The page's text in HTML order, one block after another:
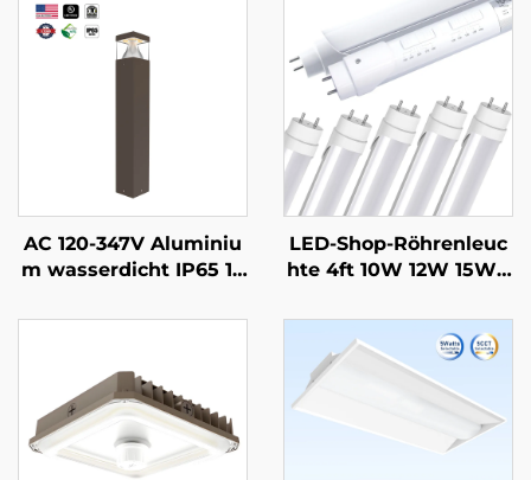
AC 120-347V Aluminiu
m wasserdicht IP65 14
ED-Rasenweg-, Garten
Außenbereiche
LED-Shop-Röhrenleuc
hte 4ft 10W 12W 15W 1
5Leistungsregelung Al
uminium G13 T8 LED-R
öhre für Büro, sofort li
eferbar in den USA